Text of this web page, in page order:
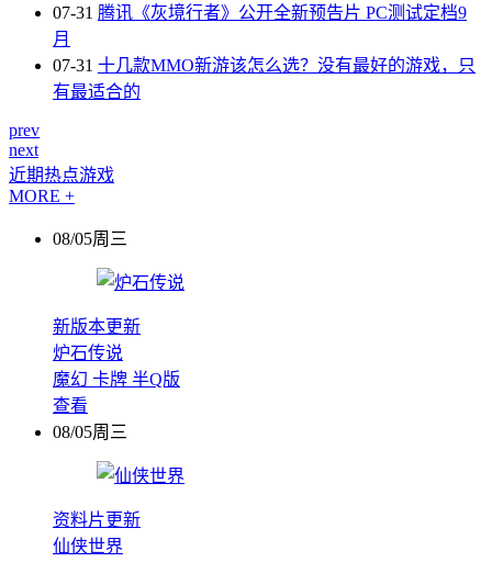
07-31 腾讯《灰境行者》公开全新预告片 PC测试定档9
月
07-31 十几款MMO新游该怎么选？没有最好的游戏，只
有最适合的
prev
next
近期热点游戏
MORE +
08/05周三
新版本更新
炉石传说
魔幻 卡牌 半Q版
查看
08/05周三
资料片更新
仙侠世界